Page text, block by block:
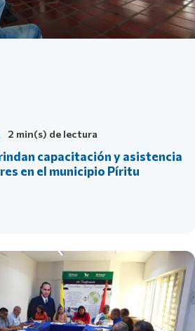
2 min(s) de lectura
capacitación y asistencia
en el municipio Píritu